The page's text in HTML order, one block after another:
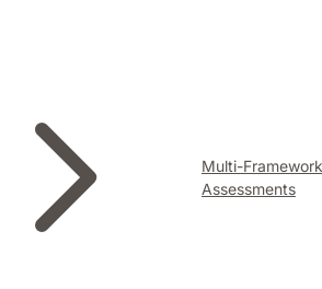
Multi-Framework
Assessments